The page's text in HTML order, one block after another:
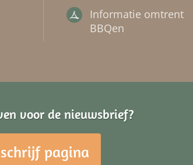
Informatie omtrent
BBQen
voor de nieuwsbrief?
pagina